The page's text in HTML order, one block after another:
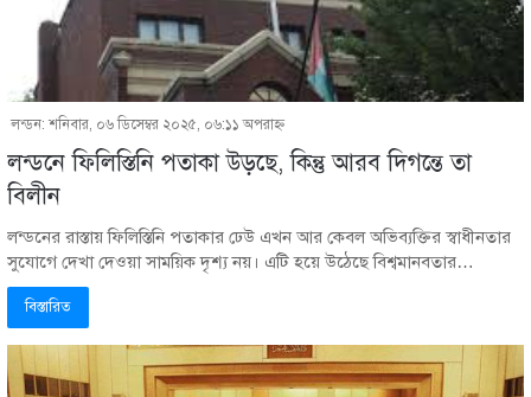
লন্ডন: শনিবার, ০৬ ডিসেম্বর ২০২৫, ০৬:১১ অপরাহ্ণ
লন্ডনে ফিলিস্তিনি পতাকা উড়ছে, কিন্তু আরব দিগন্তে তা
বিলীন
লন্ডনের রাস্তায় ফিলিস্তিনি পতাকার ঢেউ এখন আর কেবল অভিব্যক্তির স্বাধীনতার
সুযোগে দেখা দেওয়া সাময়িক দৃশ্য নয়। এটি হয়ে উঠেছে বিশ্বমানবতার…
বিস্তারিত